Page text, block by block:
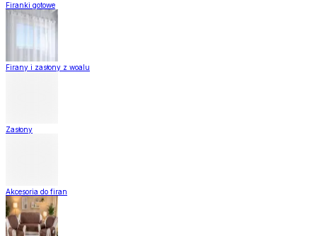
Firanki gotowe
Firany i zasłony z woalu
Zasłony
Akcesoria do firan